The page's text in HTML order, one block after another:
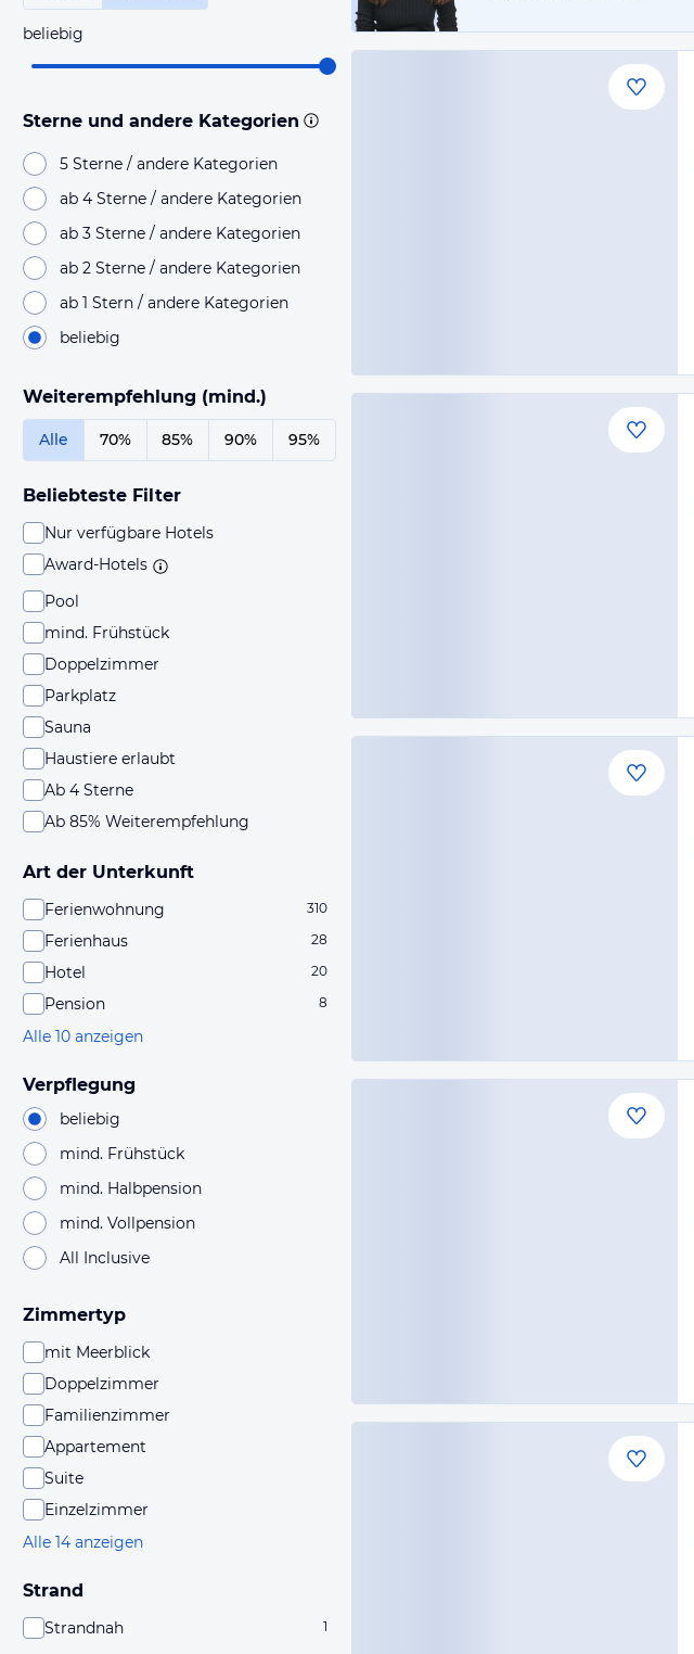
beliebig
Sterne und andere Kategorien
5 Sterne / andere Kategorien
ab 4 Sterne / andere Kategorien
ab 3 Sterne / andere Kategorien
ab 2 Sterne / andere Kategorien
ab 1 Stern / andere Kategorien
beliebig
Weiterempfehlung (mind.)
Alle 70% 85% 90% 95%
Beliebteste Filter
Nur verfügbare Hotels
Award-Hotels
Pool
mind. Frühstück
Doppelzimmer
Parkplatz
Sauna
Haustiere erlaubt
Ab 4 Sterne
Ab 85% Weiterempfehlung
Art der Unterkunft
Ferienwohnung 310
Ferienhaus 28
Hotel 20
Pension 8
Alle 10 anzeigen
Verpflegung
beliebig
mind. Frühstück
mind. Halbpension
mind. Vollpension
All Inclusive
Zimmertyp
mit Meerblick
Doppelzimmer
Familienzimmer
Appartement
Suite
Einzelzimmer
Alle 14 anzeigen
Strand
Strandnah 1